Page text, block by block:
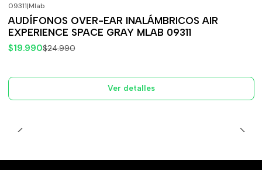
-20%
Agotado
09311|Mlab
AUDÍFONOS OVER-EAR INALÁMBRICOS AIR
EXPERIENCE SPACE GRAY MLAB 09311
$19.990$24.990
Ver detalles